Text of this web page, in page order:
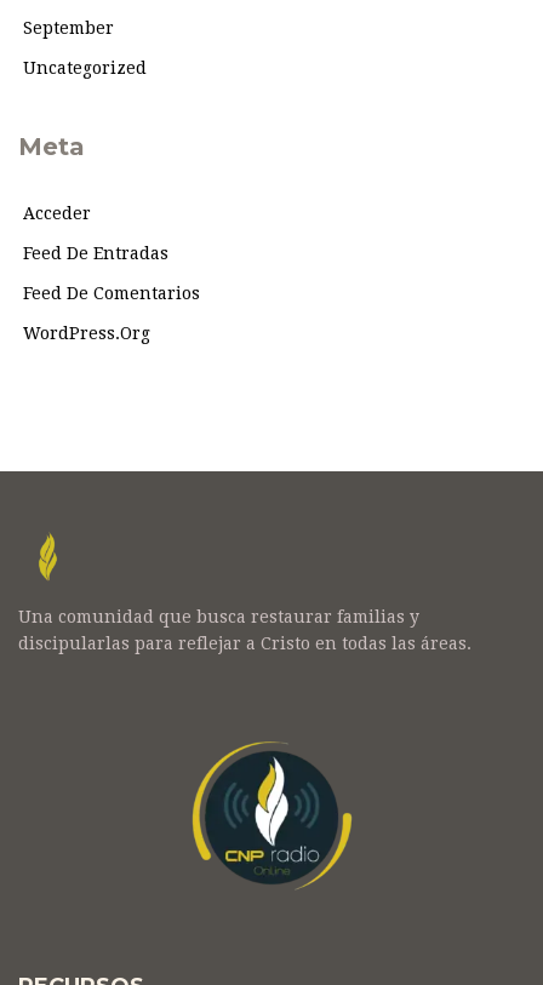
September
Uncategorized
Meta
Acceder
Feed De Entradas
Feed De Comentarios
WordPress.org
Una comunidad que busca restaurar familias y
discipularlas para reflejar a Cristo en todas las áreas.